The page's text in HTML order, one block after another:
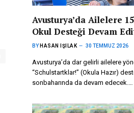
Avusturya’da Ailelere
Okul Desteği Devam
BY HASAN IŞILAK 30 TEMMUZ 2026
Avusturya’da dar gelirli ailelere
“Schulstartklar!” (Okula Hazır)
sonbaharında da devam edecek.…